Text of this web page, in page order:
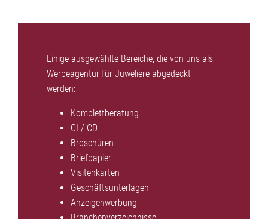
Einige ausgewählte Bereiche, die von uns als
Werbeagentur für Juweliere abgedeckt
werden:
Komplettberatung
CI / CD
Broschüren
Briefpapier
Visitenkarten
Geschäftsunterlagen
Anzeigenwerbung